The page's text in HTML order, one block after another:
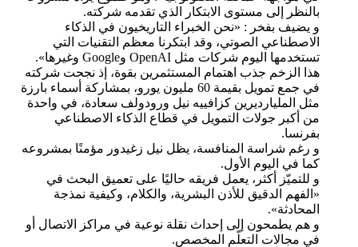
بالنظر إلى مستوى الابتكار الذي تقدمه شركته.
و يضيف بفخر : «نحن الخبراء التاريخيون في الذكاء
الاصطناعي الصوتي، وقد ابتكرنا معظم التقنيات التي
تستخدمها اليوم شركات مثل OpenAI وGoogle وغيرها».
هذا الزخم جذب اهتمام المستثمرين بقوة، إذ نجحت شركته
في جمع تمويل بقيمة 60 مليون يورو، بمشاركة أسماء بارزة
مثل المليارديرين كزافييه نيل ورودولف سعادة، في واحدة
من أكبر جولات التمويل في قطاع الذكاء الاصطناعي
بفرنسا.
و رغم شراسة المنافسة، يظل نيل زغيدور مؤمنًا بمشروعه
كما في اليوم الأول.
و للتميّز أكثر، يعمل فريقه حاليًا على تعميق البحث في
«الفهم الدقيق للأذن البشرية، والكلام، وكيفية نمذجة
المحادثة».
و هم يطمحون إلى إحداث نقلة نوعية في مراكز الاتصال أو
في مجالات التعلّم المخصص.